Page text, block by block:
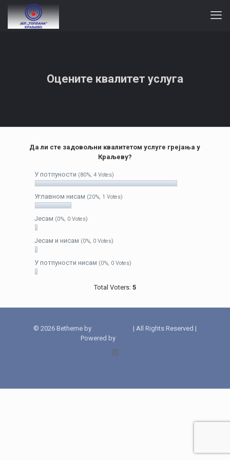
Оцените квалитет услуга
Да ли сте задовољни квалитетом услуге грејања у
Краљеву?
У потпуности (80%, 4 Votes)
Углавном нисам (20%, 1 Votes)
Јесам (0%, 0 Votes)
Јесам и нисам (0%, 0 Votes)
У потпуности нисам (0%, 0 Votes)
Total Voters: 5
© 2026 Betheme by
| All Rights Reserved |
Powered by